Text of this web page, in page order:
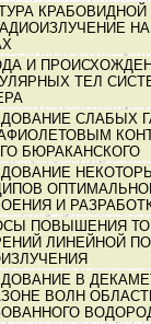
И
ТЕЛ
СЛАБЫХ
БЮРАКАНСКОГО
И
ПОВЫШЕНИЯ
ЛИНЕЙНОЙ
В
ВОЛН